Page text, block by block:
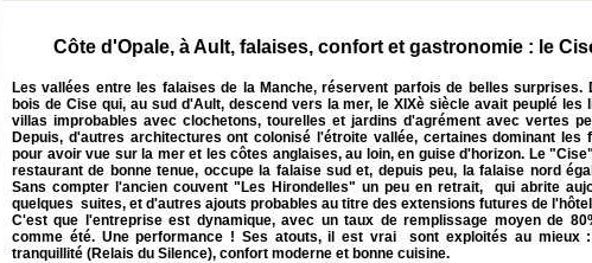
Côte d'Opale, à Ault, falaises, confort et gastronomie : le
Les vallées entre les falaises de la Manche, réservent parfois de belles surprises.
bois de Cise qui, au sud d'Ault, descend vers la mer, le XIXè siècle avait peuplé les
villas improbables avec clochetons, tourelles et jardins d'agrément avec vertes
Depuis, d'autres architectures ont colonisé l'étroite vallée, certaines dominant les
pour avoir vue sur la mer et les côtes anglaises, au loin, en guise d'horizon. Le
restaurant de bonne tenue, occupe la falaise sud et, depuis peu, la falaise nord
Sans compter l'ancien couvent "Les Hirondelles" un peu en retrait, qui abrite
quelques suites, et d'autres ajouts probables au titre des extensions futures de
C'est que l'entreprise est dynamique, avec un taux de remplissage moyen de
comme été. Une performance ! Ses atouts, il est vrai sont exploités au mieux
tranquillité (Relais du Silence), confort moderne et bonne cuisine.